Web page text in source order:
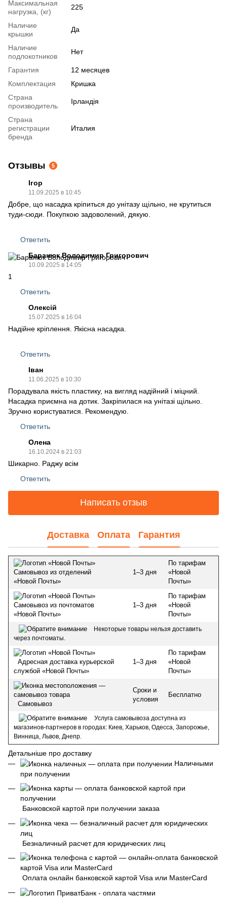
Максимальная
нагрузка, (кг)
225
Наличие
крышки
Да
Наличие
подлокотников
Нет
Гарантия
12 месяцев
Комплектация
Кришка
Страна
производитель
Ірландія
Страна
регистрации
бренда
Италия
Отзывы 5
Ігор
11.09.2025 в 10:45
Добре, що насадка кріпиться до унітазу щільно, не крутиться
туди-сюди. Покупкою задоволений, дякую.
Ответить
Баранюк Володимир Григорович
10.09.2025 в 14:05
1
Ответить
Олексій
15.07.2025 в 16:04
Надійне кріплення. Якісна насадка.
Ответить
Іван
11.06.2025 в 10:30
Порадувала якість пластику, на вигляд надійний і міцний.
Насадка приємна на дотик. Закріпилася на унітазі щільно.
Зручно користуватися. Рекомендую.
Ответить
Олена
16.10.2024 в 21:03
Шикарно. Раджу всім
Ответить
Написать отзыв
Доставка Оплата Гарантия
Самовывоз из отделений
«Новой Почты»
1–3 дня
По тарифам
«Новой
Почты»
Самовывоз из почтоматов
«Новой Почты»
1–3 дня
По тарифам
«Новой
Почты»
Некоторые товары нельзя доставить
через почтоматы.
Адресная доставка курьерской
службой «Новой Почты»
1–3 дня
По тарифам
«Новой
Почты»
Самовывоз
Сроки и
условия
Бесплатно
Услуга самовывоза доступна из
магазинов-партнеров в городах: Киев, Харьков, Одесса, Запорожье,
Винница, Львов, Днепр.
Детальніше про доставку
Наличными
при получении
Банковской картой при получении заказа
Безналичный расчет для юридических лиц
Оплата онлайн банковской картой Visa или MasterCard